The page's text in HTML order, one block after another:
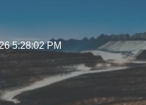
5:28:03 PM